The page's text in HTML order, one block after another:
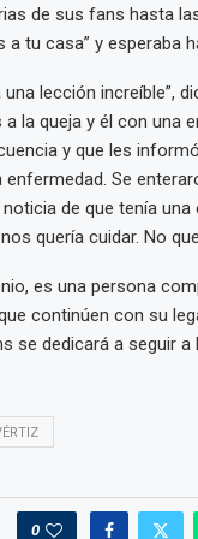
de sus fans hasta
a tu casa” y esperaba
una lección increíble”,
la queja y él con una
y que les
enfermedad. Se
de que tenía
quería cuidar. No
es una persona
continúen con su
se dedicará a seguir a
0